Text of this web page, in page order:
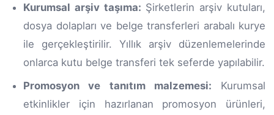
Kurumsal arşiv taşıma: Şirketlerin arşiv kutuları,
dosya dolapları ve belge transferleri arabalı kurye
ile gerçekleştirilir. Yıllık arşiv düzenlemelerinde
onlarca kutu belge transferi tek seferde yapılabilir.
Promosyon ve tanıtım malzemesi: Kurumsal
etkinlikler için hazırlanan promosyon ürünleri,